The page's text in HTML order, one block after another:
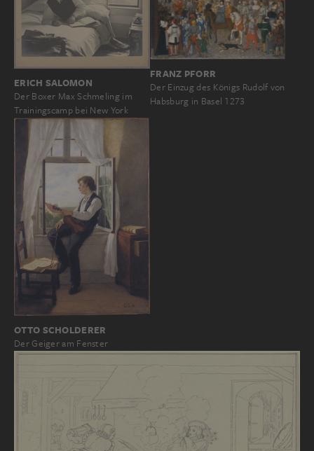
ERICH SALOMON
Der Boxer Max Schmeling im
Trainingscamp bei New York
FRANZ PFORR
Der Einzug des Königs Rudolf von
Habsburg in Basel 1273
OTTO SCHOLDERER
Der Geiger am Fenster